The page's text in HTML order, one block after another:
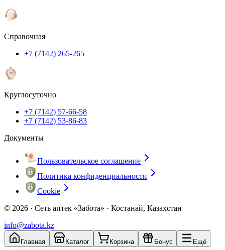
Справочная
+7 (7142) 265-265
Круглосуточно
+7 (7142) 57-66-58
+7 (7142) 53-86-83
Документы
Пользовательское соглашение
Политика конфиденциальности
Cookie
© 2026 · Сеть аптек «Забота» · Костанай, Казахстан
info@zabota.kz
Главная Каталог Корзина Бонус Ещё